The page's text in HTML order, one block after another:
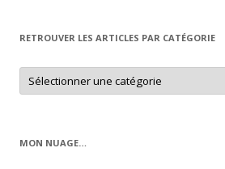
RETROUVER LES ARTICLES PAR CATÉGORIE
Retrouver
les
articles
MON NUAGE…